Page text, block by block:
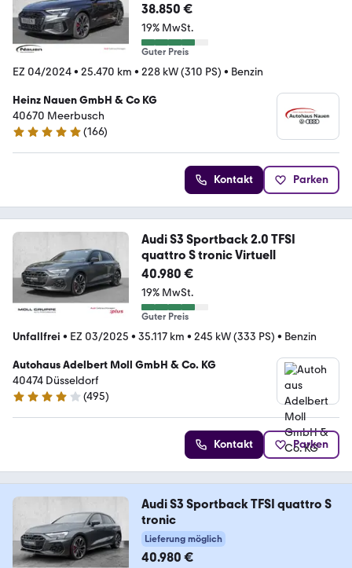
38.850 €
19% MwSt.
Guter Preis
EZ 04/2024• 25.470 km • 228 kW (310 PS) • Benzin
Heinz Nauen GmbH & Co KG
40670 Meerbusch
4.8 Sterne
(166)
Kontakt Parken
Audi S3 Sportback 2.0 TFSI
quattro S tronic Virtuell
40.980 €
19% MwSt.
Guter Preis
Unfallfrei • EZ 03/2025 • 35.117 km • 245 kW (333 PS) • Benzin
Autohaus Adelbert Moll GmbH & Co. KG
40474 Düsseldorf
4.1 Sterne
(495)
Kontakt Parken
Audi S3 Sportback TFSI quattro S
tronic
Lieferung möglich
40.980 €